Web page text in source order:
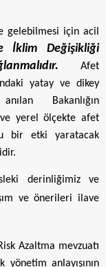
gelebilmesi için acil
İklim Değişikliği
Afet
yatay ve dikey
Bakanlığın
ve yerel ölçekte afet
bir etki yaratacak
derinliğimiz ve
ve önerileri ilave
Azaltma mevzuatı
anlayışının